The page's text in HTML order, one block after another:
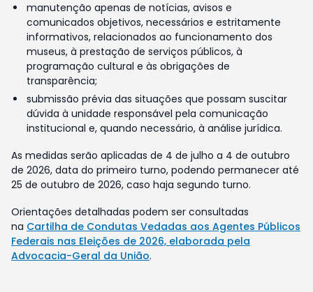
manutenção apenas de notícias, avisos e
comunicados objetivos, necessários e estritamente
informativos, relacionados ao funcionamento dos
museus, à prestação de serviços públicos, à
programação cultural e às obrigações de
transparência;
submissão prévia das situações que possam suscitar
dúvida à unidade responsável pela comunicação
institucional e, quando necessário, à análise jurídica.
As medidas serão aplicadas de 4 de julho a 4 de outubro
de 2026, data do primeiro turno, podendo permanecer até
25 de outubro de 2026, caso haja segundo turno.
Orientações detalhadas podem ser consultadas
na Cartilha de Condutas Vedadas aos Agentes Públicos
Federais nas Eleições de 2026, elaborada pela
Advocacia-Geral da União.